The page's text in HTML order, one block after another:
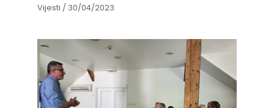
Vijesti / 30/04/2023